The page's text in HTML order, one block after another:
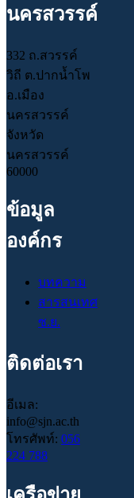
นครสวรรค์
332 ถ.สวรรค์
วิถี ต.ปากน้ำโพ
อ.เมือง
นครสวรรค์
จังหวัด
นครสวรรค์
60000
ข้อมูล
องค์กร
บทความ
สารสนเทศ
ซ.ย.
ติดต่อเรา
อีเมล:
info@sjn.ac.th
โทรศัพท์: 056
224 788